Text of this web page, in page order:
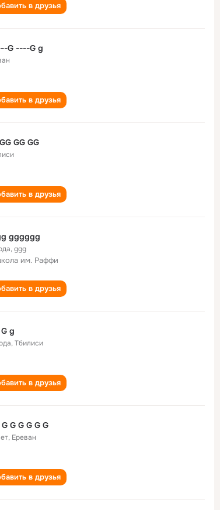
в друзья
G ----G g
в друзья
GG GG
в друзья
gggggg
,ggg
им. Раффи
в друзья
g
,Тбилиси
в друзья
G G G G G
, Ереван
в друзья